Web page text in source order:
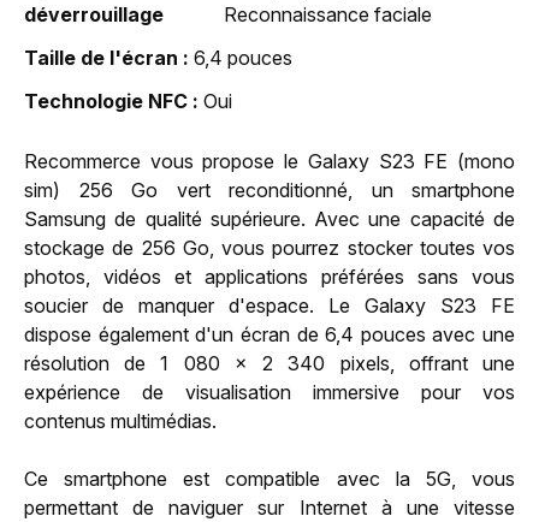
déverrouillage
Reconnaissance faciale
Taille de l'écran
6,4 pouces
Technologie NFC
Oui
Recommerce vous propose le Galaxy S23 FE (mono
sim) 256 Go vert reconditionné, un smartphone
Samsung de qualité supérieure. Avec une capacité de
stockage de 256 Go, vous pourrez stocker toutes vos
photos, vidéos et applications préférées sans vous
soucier de manquer d'espace. Le Galaxy S23 FE
dispose également d'un écran de 6,4 pouces avec une
résolution de 1 080 x 2 340 pixels, offrant une
expérience de visualisation immersive pour vos
contenus multimédias.
Ce smartphone est compatible avec la 5G, vous
permettant de naviguer sur Internet à une vitesse